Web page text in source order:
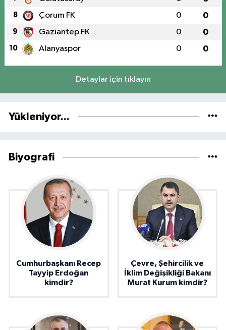
8 Çorum FK 0 0
9 Gaziantep FK 0 0
10 Alanyaspor 0 0
Detaylar için tıklayın
Yükleniyor...
Biyografi
Cumhurbaşkanı Recep
Tayyip Erdoğan
kimdir?
Çevre, Şehircilik ve
İklim Değişikliği Bakanı
Murat Kurum kimdir?